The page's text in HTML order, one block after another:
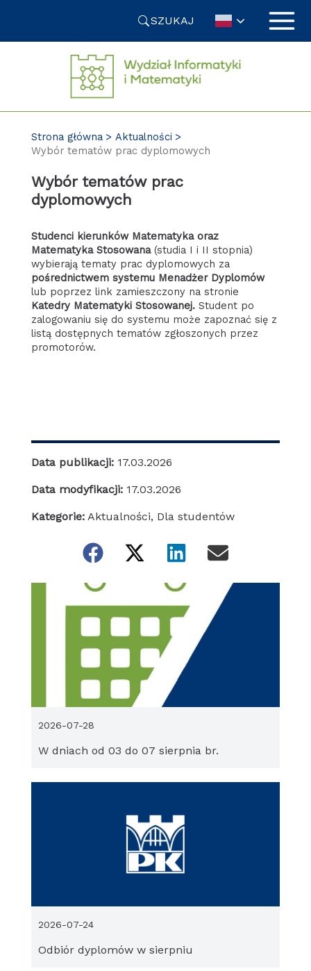
SZUKAJ
Strona główna
Aktualności
Wybór tematów prac dyplomowych
Wybór tematów prac
dyplomowych
Studenci kierunków Matematyka oraz
Matematyka Stosowana(studia I i II stopnia)
wybierają tematy prac dyplomowych za
pośrednictwem systemu Menadżer Dyplomów
lub poprzez link zamieszczony na stronie
Katedry Matematyki Stosowanej.Student po
zalogowaniu się do systemu może zapoznać się z
listą dostępnych tematów zgłoszonych przez
promotorów.
Data publikacji: 17.03.2026
Data modyfikacji: 17.03.2026
Kategorie: Aktualności, Dla studentów
W dniach od 03 do 07 sierpnia br.
2026-07-28
Odbiór dyplomów w sierpniu
2026-07-24